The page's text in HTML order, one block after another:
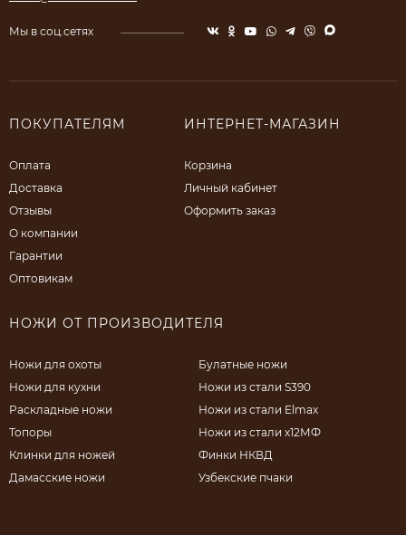
Мы в соц.сетях
ПОКУПАТЕЛЯМ
Оплата
Доставка
Отзывы
О компании
Гарантии
Оптовикам
ИНТЕРНЕТ-МАГАЗИН
Корзина
Личный кабинет
Оформить заказ
НОЖИ ОТ ПРОИЗВОДИТЕЛЯ
Ножи для охоты
Ножи для кухни
Раскладные ножи
Топоры
Клинки для ножей
Дамасские ножи
Булатные ножи
Ножи из стали S390
Ножи из стали Elmax
Ножи из стали х12МФ
Финки НКВД
Узбекские пчаки